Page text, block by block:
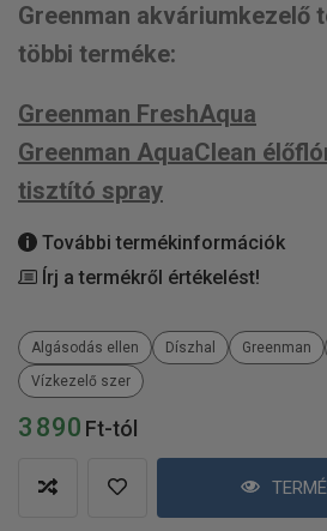
3 890 Ft-tól
Greenman akváriumkezelő
többi terméke:
Greenman FreshAqua
Greenman AquaClean
tisztító spray
További termékinformációk
Írj a termékről értékelést!
Algásodás ellen Díszhal Greenman
Vízkezelő szer